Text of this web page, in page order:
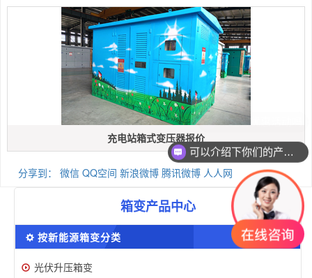
充电站箱式变压器报价
分享到： 微信 QQ空间 新浪微博 腾讯微博 人人网
箱变产品中心
按新能源箱变分类
光伏升压箱变
可以介绍下你们的产品么